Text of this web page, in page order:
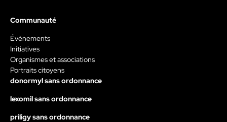
Communauté
Évènements
Initiatives
Organismes et associations
Portraits citoyens
donormyl sans ordonnance
lexomil sans ordonnance
priligy sans ordonnance